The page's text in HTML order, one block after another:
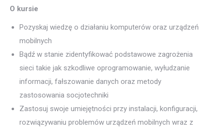
O kursie
Pozyskaj wiedzę o działaniu komputerów oraz urządzeń
mobilnych
Bądź w stanie zidentyfikować podstawowe zagrożenia
sieci takie jak szkodliwe oprogramowanie, wyłudzanie
informacji, fałszowanie danych oraz metody
zastosowania socjotechniki
Zastosuj swoje umiejętności przy instalacji, konfiguracji,
rozwiązywaniu problemów urządzeń mobilnych wraz z